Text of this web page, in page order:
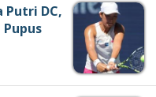
Putri DC,